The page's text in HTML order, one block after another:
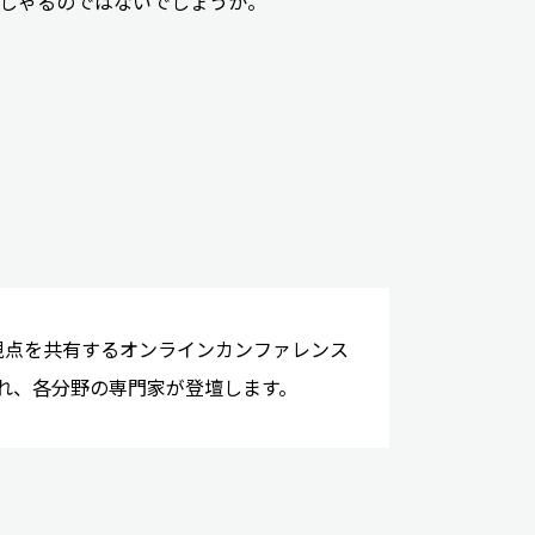
を共有するオンラインカンファレンス
各分野の専門家が登壇します。